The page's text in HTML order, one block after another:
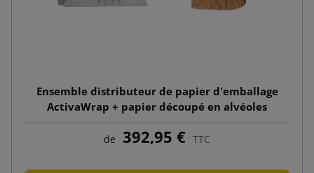
Ensemble distributeur de papier d'emballage
ActivaWrap + papier découpé en alvéoles
ActivaWrap rouleau 395mmx250m
de 392,95 € TTC